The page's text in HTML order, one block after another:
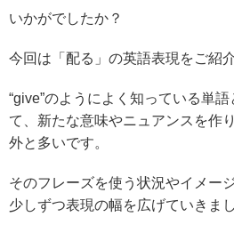
いかがでしたか？
今回は「配る」の英語表現をご紹
“give”のようによく知っている単
て、新たな意味やニュアンスを作
外と多いです。
そのフレーズを使う状況やイメー
少しずつ表現の幅を広げていきま